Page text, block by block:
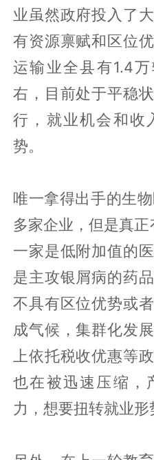
业虽然政府投入了
有资源禀赋和区位
运输业全县有1.4
右，目前处于平稳
行，就业机会和收
势。
唯一拿得出手的生
多家企业，但是真正
一家是低附加值的
是主攻银屑病的药
不具有区位优势或
成气候，集群化发
上依托税收优惠等
也在被迅速压缩，
力，想要扭转就业形